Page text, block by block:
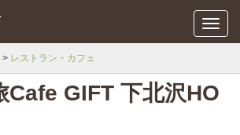
メ
ニ
レストラン・カフェ
Cafe GIFT 下北沢HO